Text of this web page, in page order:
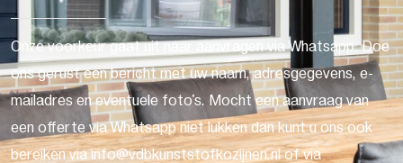
Onze voorkeur gaat uit naar aanvragen via Whatsapp. Doe
ons gerust een bericht met uw naam, adresgegevens, e-
mailadres en eventuele foto's. Mocht een aanvraag van
een offerte via Whatsapp niet lukken dan kunt u ons ook
bereiken via info@vdbkunststofkozijnen.nl of via